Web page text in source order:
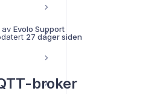
av Evolo Support
27 dager siden
broker